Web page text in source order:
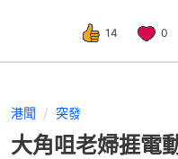
14 0
港聞 突發
大角咀老婦捱電